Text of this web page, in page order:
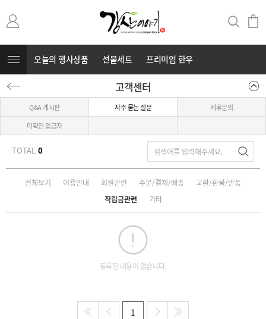
오늘의 행사상품 선물세트 프리미엄 한우
커뮤니티
고객센터
Q&A 게시판 자주 묻는 질문
제휴문의
미확인 입금자
TOTAL 0
전체보기 이용안내 회원관련 주문/결제/배송
교환/환불/반품
적립금관련
기타
등록된 내용이 없습니다.
1